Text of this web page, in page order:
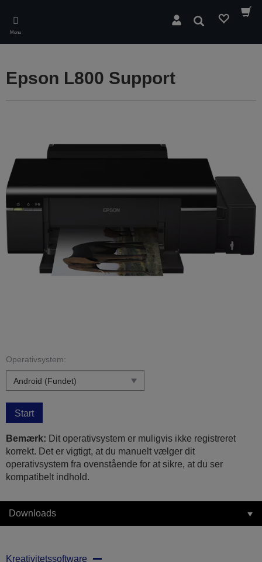
main
content
Menu
Søg
Epson L800 Support
Operativsystem:
Start
Bemærk: Dit operativsystem er muligvis ikke registreret
korrekt. Det er vigtigt, at du manuelt vælger dit
operativsystem fra ovenstående for at sikre, at du ser
kompatibelt indhold.
Downloads
Kreativitetssoftware